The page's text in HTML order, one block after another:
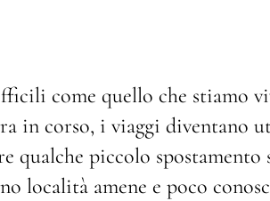
come quello che stiamo
in corso, i viaggi diventano
qualche piccolo
località amene e poco